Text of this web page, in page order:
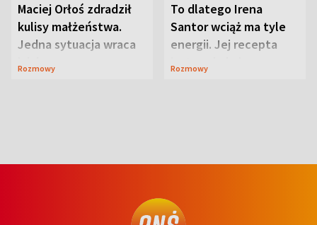
Maciej Orłoś zdradził
kulisy małżeństwa.
Jedna sytuacja wraca
jak bumerang
Rozmowy
To dlatego Irena
Santor wciąż ma tyle
energii. Jej recepta
jest zaskakująco
Rozmowy